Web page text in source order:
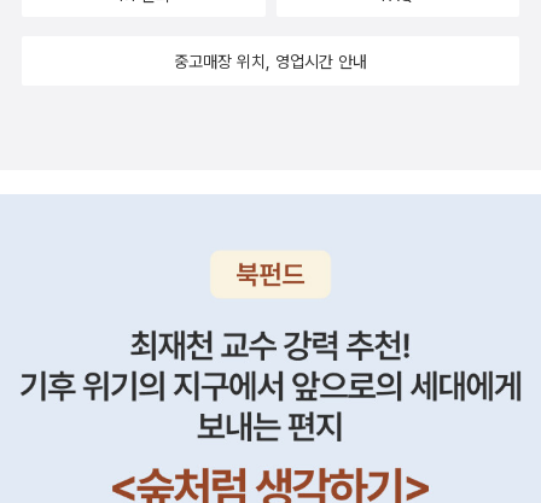
중고매장 위치, 영업시간 안내